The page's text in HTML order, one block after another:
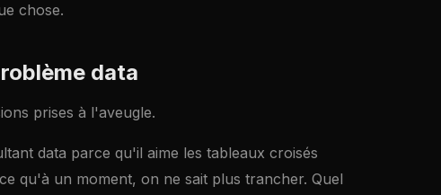
chose.
data
prises à l'aveugle.
data parce qu'il aime les tableaux croisés
qu'à un moment, on ne sait plus trancher. Quel